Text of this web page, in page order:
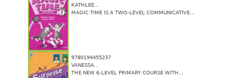
KATHLEE...
MAGIC TIME IS A TWO-LEVEL COMMUNICATIVE...
9780194455237
VANESSA...
THE NEW 6-LEVEL PRIMARY COURSE WITH...